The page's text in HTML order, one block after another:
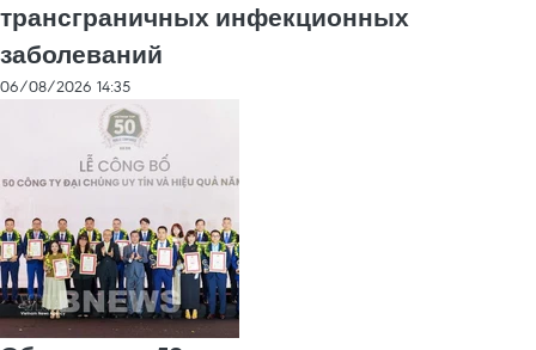
трансграничных инфекционных
заболеваний
06/08/2026 14:35